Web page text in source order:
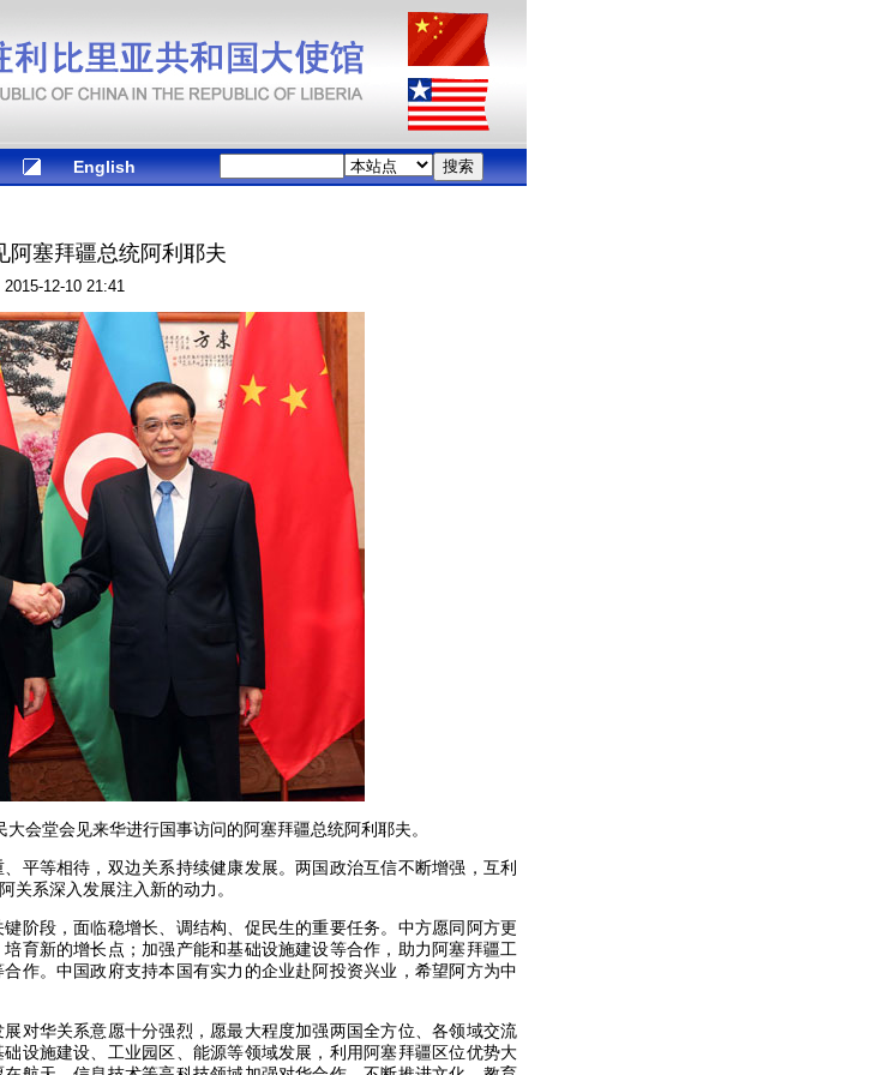
English
阿塞拜疆总统阿利耶夫
2015-12-10 21:41
堂会见来华进行国事访问的阿塞拜疆总统阿利耶夫。
等相待，双边关系持续健康发展。两国政治互信不断增强，互利
关系深入发展注入新的动力。
段，面临稳增长、调结构、促民生的重要任务。中方愿同阿方更
育新的增长点；加强产能和基础设施建设等合作，助力阿塞拜疆工
作。中国政府支持本国有实力的企业赴阿投资兴业，希望阿方为中
华关系意愿十分强烈，愿最大程度加强两国全方位、各领域交流
设施建设、工业园区、能源等领域发展，利用阿塞拜疆区位优势大